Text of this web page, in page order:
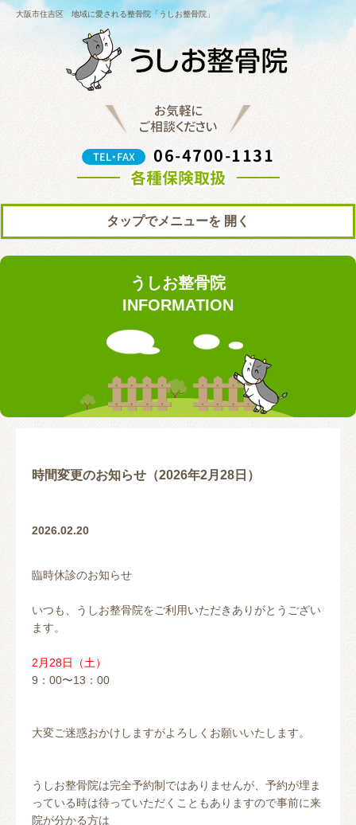
大阪市住吉区 地域に愛される整骨院「うしお整骨院」
お気軽に
ご相談ください
TEL・FAX
06-4700-1131
各種保険取扱
タップでメニューを
料金表
お知らせ
リアライン（骨盤矯正） トレーニング指導
うしお整骨院
INFORMATION
時間変更のお知らせ（2026年2月28日）
2026.02.20
臨時休診のお知らせ
いつも、うしお整骨院をご利用いただきありがとうござい
ます。
2月28日（土）
9：00〜13：00
大変ご迷惑おかけしますがよろしくお願いいたします。
うしお整骨院は完全予約制ではありませんが、予約が埋ま
っている時は待っていただくこともありますので事前に来
院が分かる方は